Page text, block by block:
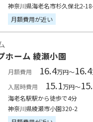
神奈川県海老名市杉久保北2-
月額費用が近い
ホーム 綾瀬小園
月額費用 16.4万円～16.4
入居時費用
15.1万円～
海老名駅駅から徒歩で4分
神奈川県綾瀬市小園320-2